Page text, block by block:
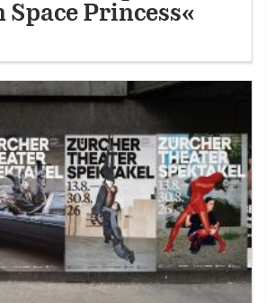
Space Princess«